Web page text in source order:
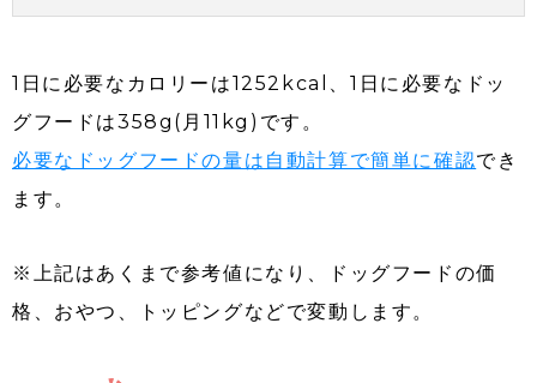
1日に必要なカロリーは1252kcal、1日に必要なドッ
グフードは358g(月11kg)です。
必要なドッグフードの量は自動計算で簡単に確認でき
ます。
※上記はあくまで参考値になり、ドッグフードの価
格、おやつ、トッピングなどで変動します。